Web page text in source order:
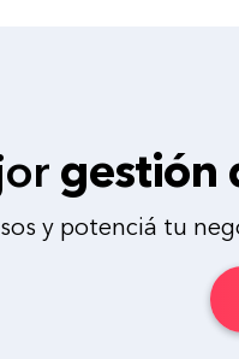
gestión
y potenciá tu